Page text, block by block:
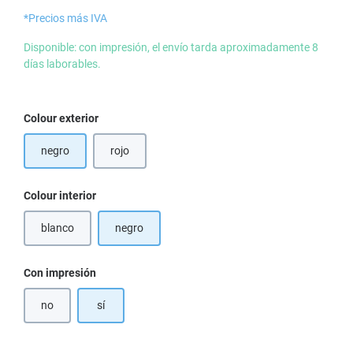
*Precios más IVA
Disponible: con impresión, el envío tarda aproximadamente 8
días laborables.
Seleccione
Colour exterior
negro rojo(Esta opción no está disponible en este momento.)
Seleccione
Colour interior
blanco(Esta opción no está disponible en este momento.)
negro
Seleccione
Con impresión
no sí